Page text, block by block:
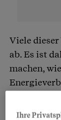
Viele
ab. Es ist
machen,
Ihre